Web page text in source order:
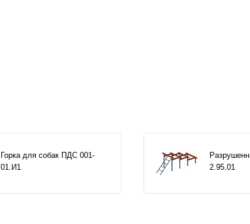
Горка для собак ПДС 001-
01.И1
2.95.01